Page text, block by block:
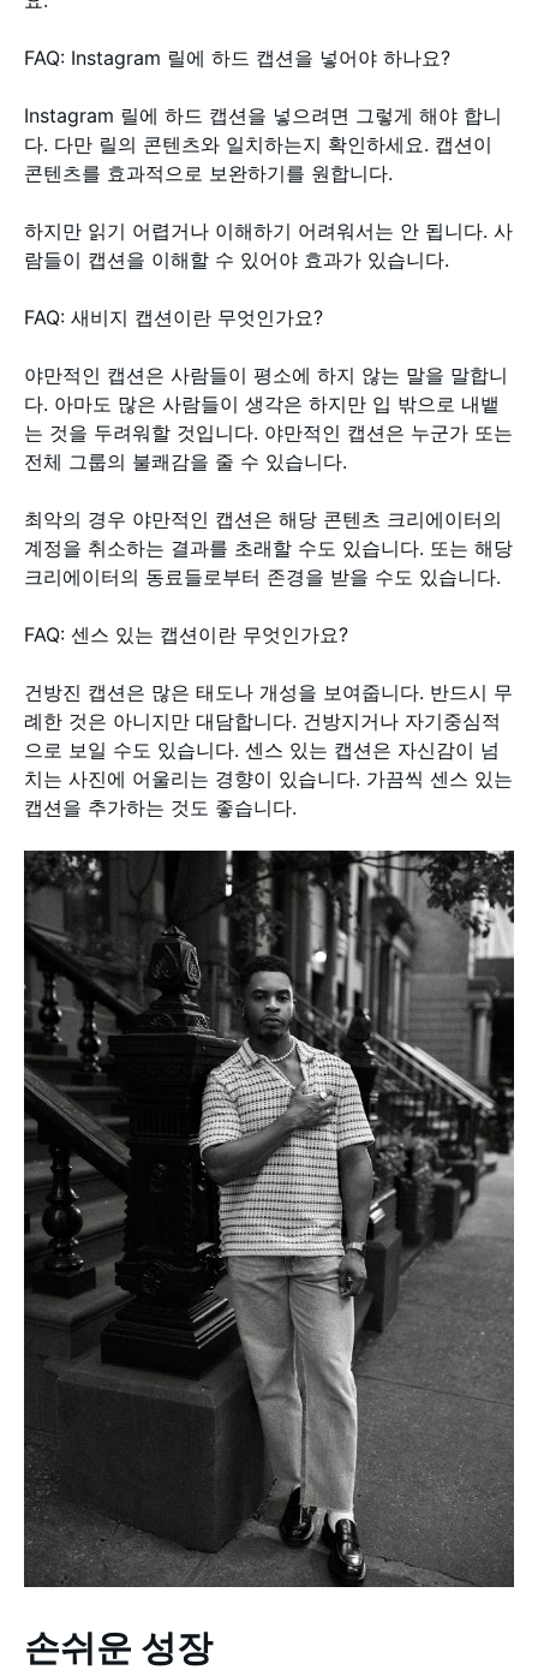
FAQ: Instagram 릴에 하드 캡션을 넣어야 하나요?
Instagram 릴에 하드 캡션을 넣으려면 그렇게 해야 합니
다. 다만 릴의 콘텐츠와 일치하는지 확인하세요. 캡션이
콘텐츠를 효과적으로 보완하기를 원합니다.
하지만 읽기 어렵거나 이해하기 어려워서는 안 됩니다. 사
람들이 캡션을 이해할 수 있어야 효과가 있습니다.
FAQ: 새비지 캡션이란 무엇인가요?
야만적인 캡션은 사람들이 평소에 하지 않는 말을 말합니
다. 아마도 많은 사람들이 생각은 하지만 입 밖으로 내뱉
는 것을 두려워할 것입니다. 야만적인 캡션은 누군가 또는
전체 그룹의 불쾌감을 줄 수 있습니다.
최악의 경우 야만적인 캡션은 해당 콘텐츠 크리에이터의
계정을 취소하는 결과를 초래할 수도 있습니다. 또는 해당
크리에이터의 동료들로부터 존경을 받을 수도 있습니다.
FAQ: 센스 있는 캡션이란 무엇인가요?
건방진 캡션은 많은 태도나 개성을 보여줍니다. 반드시 무
례한 것은 아니지만 대담합니다. 건방지거나 자기중심적
으로 보일 수도 있습니다. 센스 있는 캡션은 자신감이 넘
치는 사진에 어울리는 경향이 있습니다. 가끔씩 센스 있는
캡션을 추가하는 것도 좋습니다.
손쉬운 성장